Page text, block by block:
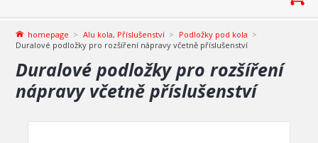
homepage Alu kola, Příslušenství
Podložky pod kola
Duralové podložky pro rozšíření nápravy včetně příslušenství
Duralové podložky pro rozšíření
nápravy včetně příslušenství